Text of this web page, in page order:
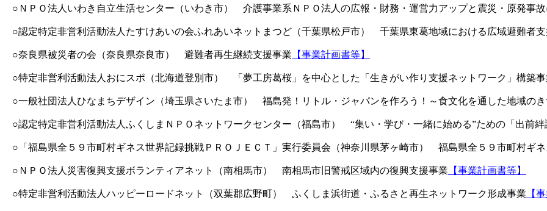
○ＮＰＯ法人いわき自立生活センター（いわき市） 介護事業系ＮＰＯ法人の広報・財務・運営力アップと震災・原発事
○認定特定非営利活動法人たすけあいの会ふれあいネットまつど（千葉県松戸市） 千葉県東葛地域における広域避難者
○奈良県被災者の会（奈良県奈良市） 避難者再生継続支援事業 【事業計画書等】
○特定非営利活動法人おにスポ（北海道登別市） 「夢工房葛桜」を中心とした「生きがい作り支援ネットワーク」構築事
○一般社団法人ひなまちデザイン（埼玉県さいたま市） 福島発！リトル・ジャパンを作ろう！～食文化を通した地域の
○認定特定非営利活動法人ふくしまＮＰＯネットワークセンター（福島市） “集い・学び・一緒に始める”ための「出前
○「福島県全５９市町村ギネス世界記録挑戦ＰＲＯＪＥＣＴ」実行委員会（神奈川県茅ヶ崎市） 福島県全５９市町村ギ
○ＮＰＯ法人災害復興支援ボランティアネット（南相馬市） 南相馬市旧警戒区域内の復興支援事業 【事業計画書等】
○特定非営利活動法人ハッピーロードネット（双葉郡広野町） ふくしま浜街道・ふるさと再生ネットワーク形成事業 【